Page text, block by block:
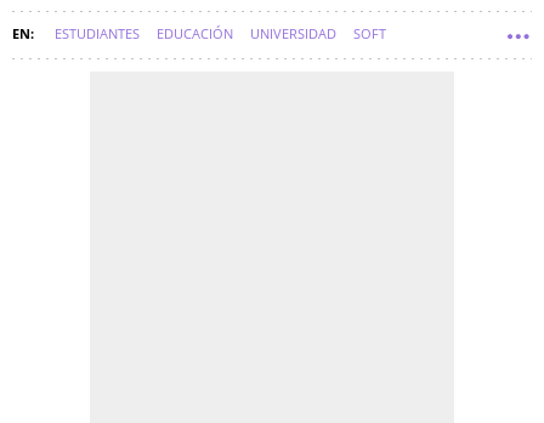
ESTUDIANTES EDUCACIÓN UNIVERSIDAD SOFT